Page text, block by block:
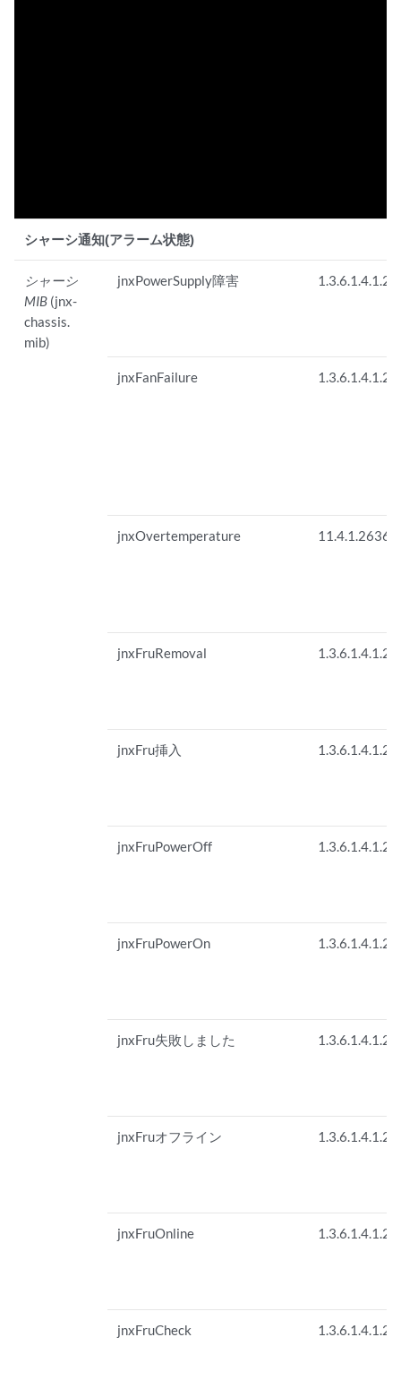
シャーシ通知(アラーム状態)
シャーシ
MIB (jnx-
chassis.
mib)
jnxPowerSupply障害
jnxFanFailure
jnxOvertemperature
jnxFruRemoval
jnxFru挿入
jnxFruPowerOff
jnxFruPowerOn
jnxFru失敗しました
jnxFruオフライン
jnxFruOnline
jnxFruCheck